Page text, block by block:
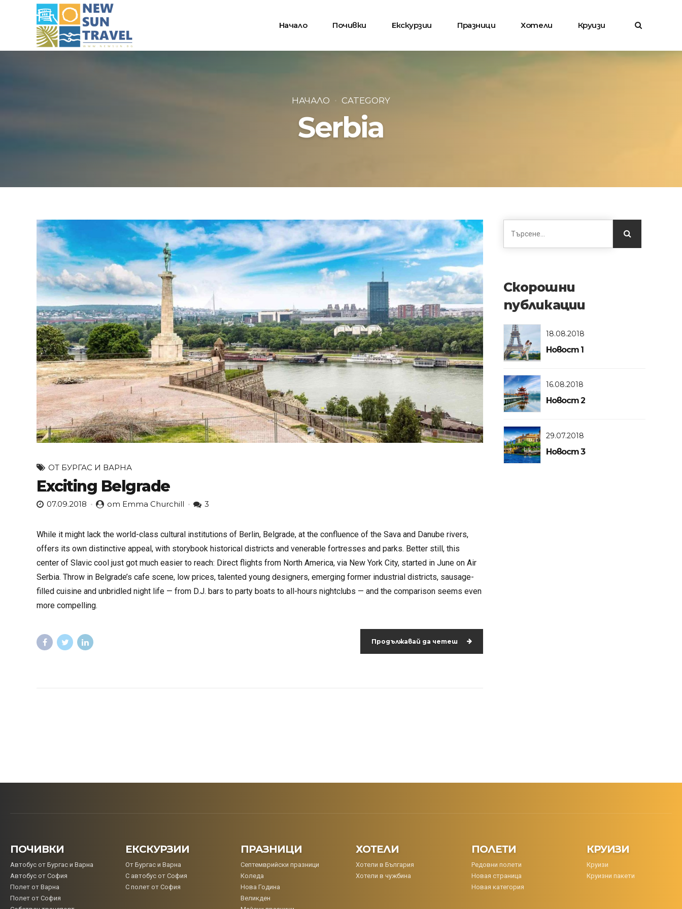
Начало Почивки Екскурзии Празници Хотели Круизи
НАЧАЛО CATEGORY
Serbia
ОТ БУРГАС И ВАРНА
Exciting Belgrade
07.09.2018 от Emma Churchill 3
While it might lack the world-class cultural institutions of Berlin, Belgrade, at the confluence of the Sava and Danube rivers,
offers its own distinctive appeal, with storybook historical districts and venerable fortresses and parks. Better still, this
center of Slavic cool just got much easier to reach: Direct flights from North America, via New York City, started in June on Air
Serbia. Throw in Belgrade’s cafe scene, low prices, talented young designers, emerging former industrial districts, sausage-
filled cuisine and unbridled night life — from D.J. bars to party boats to all-hours nightclubs — and the comparison seems even
more compelling.
Продължавай да четеш
Скорошни
публикации
18.08.2018
Новост 1
16.08.2018
Новост 2
29.07.2018
Новост 3
ПОЧИВКИ
Aвтобус от Бургас и Варна
Автобус от София
Полет от Варна
Полет от София
ЕКСКУРЗИИ
От Бургас и Варна
С автобус от София
С полет от София
ПРАЗНИЦИ
Септемврийски празници
Коледa
Нова Година
Великден
ХОТЕЛИ
Хотели в България
Хотели в чужбина
ПОЛЕТИ
Редовни полети
Новая страница
Новая категория
КРУИЗИ
Круизи
Круизни пакети